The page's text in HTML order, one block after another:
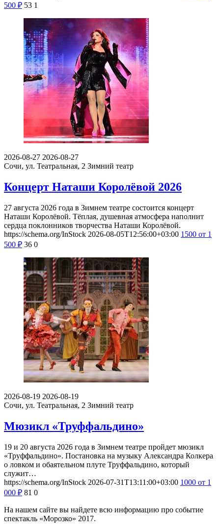
500 ₽ 53 1
2026-08-27 2026-08-27
Сочи, ул. Театральная, 2 Зимний театр
Концерт Наташи Королёвой 2026
27 августа 2026 года в Зимнем театре состоится концерт
Наташи Королёвой. Тёплая, душевная атмосфера наполнит
сердца поклонников творчества Наташи Королёвой.
https://schema.org/InStock 2026-08-05T12:56:00+03:00 1500 от 1
500 ₽ 36 0
2026-08-19 2026-08-19
Сочи, ул. Театральная, 2 Зимний театр
Мюзикл «Труффальдино»
19 и 20 августа 2026 года в Зимнем театре пройдет мюзикл
«Труффальдино». Постановка на музыку Александра Колкера
о ловком и обаятельном плуте Труффальдино, который
служит…
https://schema.org/InStock 2026-07-31T13:11:00+03:00 1000 от 1
000 ₽ 81 0
На нашем сайте вы найдете всю информацию про событие
спектакль «Морозко» 2017.